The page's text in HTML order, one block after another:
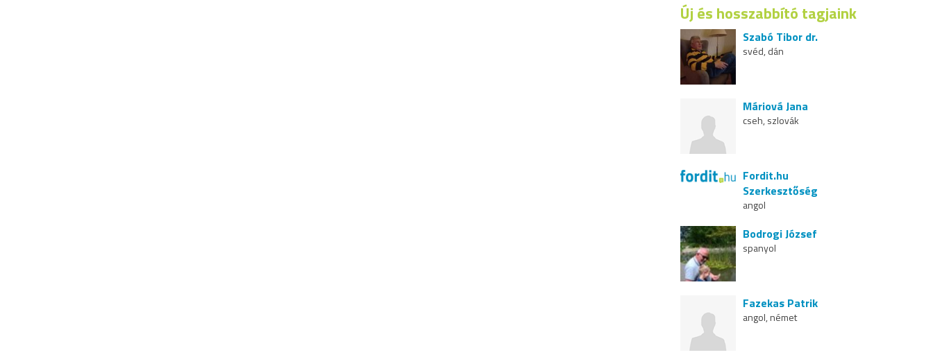
Új és hosszabbító tagjaink
Szabó Tibor dr.
svéd, dán
Máriová Jana
cseh, szlovák
Fordit.hu
Szerkesztőség
angol
Bodrogi József
spanyol
Fazekas Patrik
angol, német